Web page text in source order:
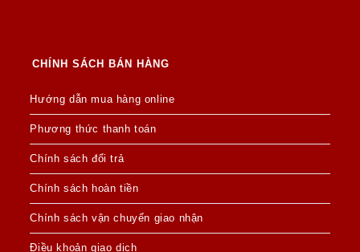
CHÍNH SÁCH BÁN HÀNG
Hướng dẫn mua hàng online
Phương thức thanh toán
Chính sách đổi trả
Chính sách hoàn tiền
Chính sách vận chuyển giao nhận
Điều khoản giao dịch